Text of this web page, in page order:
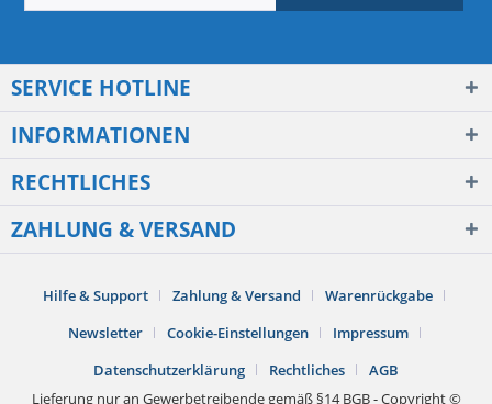
SERVICE HOTLINE
INFORMATIONEN
RECHTLICHES
ZAHLUNG & VERSAND
Hilfe & Support Zahlung & Versand
Warenrückgabe
Newsletter
Cookie-Einstellungen
Impressum
Datenschutzerklärung
Rechtliches
AGB
Lieferung nur an Gewerbetreibende gemäß §14 BGB - Copyright ©